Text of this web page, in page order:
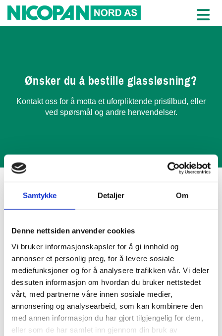
Samtykke Detaljer Om
Denne nettsiden anvender cookies
Vi bruker informasjonskapsler for å gi innhold og
annonser et personlig preg, for å levere sosiale
mediefunksjoner og for å analysere trafikken vår. Vi deler
dessuten informasjon om hvordan du bruker nettstedet
vårt, med partnerne våre innen sosiale medier,
annonsering og analysearbeid, som kan kombinere den
med annen informasjon du har gjort tilgjengelig for dem,
eller som de har samlet inn gjennom din bruk av
Ønsker du å bestille glassløsning?
Kontakt oss for å motta et uforpliktende pristilbud, eller
ved spørsmål og andre henvendelser.
Nicopan Nord AS
Solliveien 20
Telefon: 77 85 34 10
firmapost@nicopan.no
Navn*